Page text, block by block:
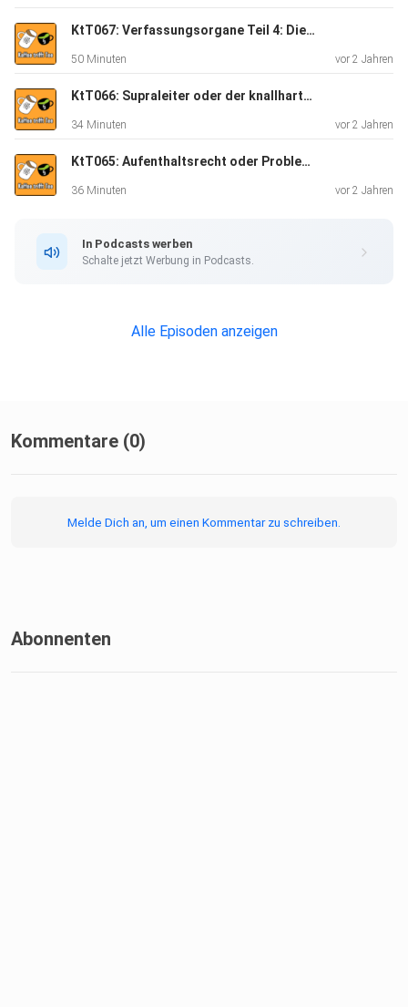
KtT067: Verfassungsorgane Teil 4: Die Bundesregierung
50 Minuten vor 2 Jahren
KtT066: Supraleiter oder der knallharte Prozess von LK-99
34 Minuten vor 2 Jahren
KtT065: Aufenthaltsrecht oder Probleme bei der Titelwahl
36 Minuten vor 2 Jahren
In Podcasts werben
Schalte jetzt Werbung in Podcasts.
Alle Episoden anzeigen
Kommentare (0)
Melde Dich an, um einen Kommentar zu schreiben.
Abonnenten